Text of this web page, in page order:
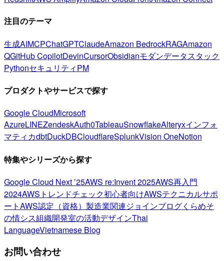
注目のテーマ
生成AIMCPChatGPTClaudeAmazon BedrockRAGAmazon
QGitHub CopilotDevinCursorObsidianモダンデータスタック
PythonセキュリティPM
プロダクトやサービスで探す
Google CloudMicrosoft
AzureLINEZendeskAuth0TableauSnowflakeAlteryxインフォ
マティカdbtDuckDBCloudflareSplunkVision OneNotion
特集やシリーズから探す
Google Cloud Next ’25AWS re:Invent 2025AWS再入門
2024AWSトレンドチェック初心者向けAWSテクニカルサポ
ートAWS認定（資格） 製造業関連ジョインブログくらめそ
の情シス組織開発室の活動デザインThai
LanguageVietnamese Blog
お問い合わせ